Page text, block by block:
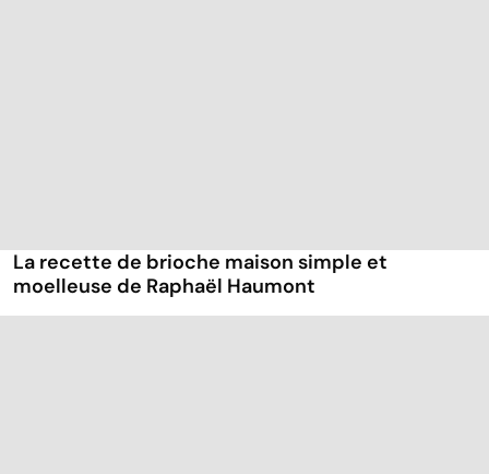
La recette de brioche maison simple et
moelleuse de Raphaël Haumont